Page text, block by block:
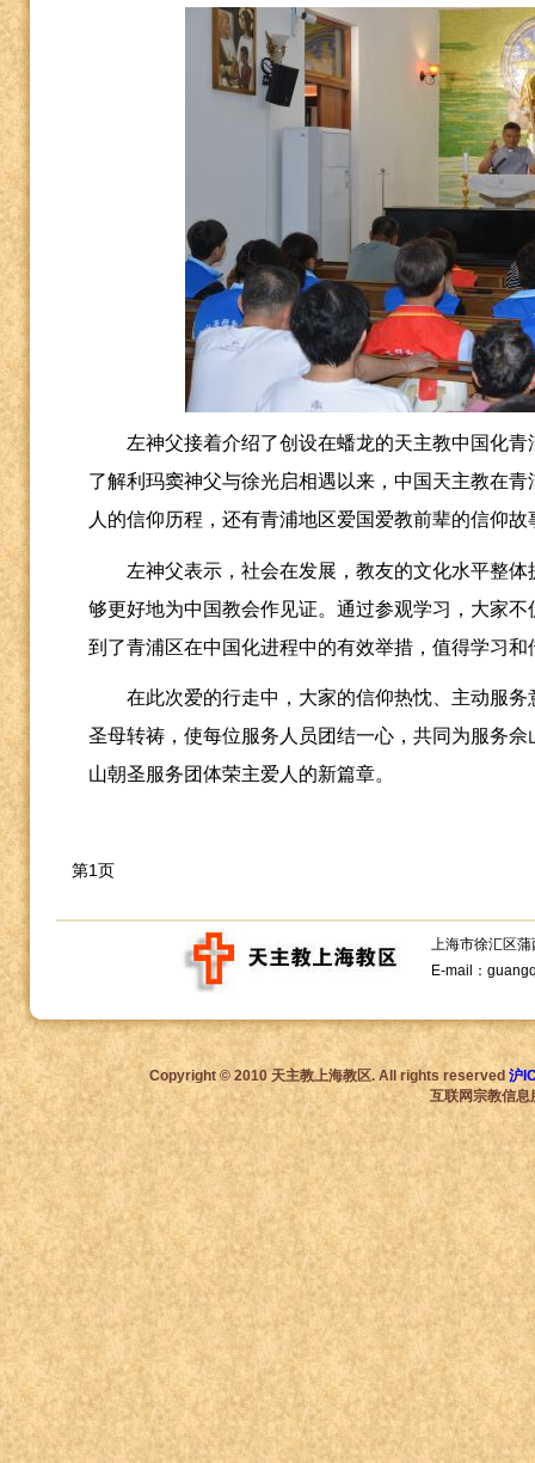
左神父接着介绍了创设在蟠龙的天主教中国化
了解利玛窦神父与徐光启相遇以来，中国天主教在
人的信仰历程，还有青浦地区爱国爱教前辈的信仰故
左神父表示，社会在发展，教友的文化水平整
够更好地为中国教会作见证。通过参观学习，大家
到了青浦区在中国化进程中的有效举措，值得学习和
在此次爱的行走中，大家的信仰热忱、主动服
圣母转祷，使每位服务人员团结一心，共同为服务
山朝圣服务团体荣主爱人的新篇章。
第1页
上海市徐汇区
E-mail：
Copyright © 2010 天主教上海教区. All rights reserved 沪
互联网宗教信息服